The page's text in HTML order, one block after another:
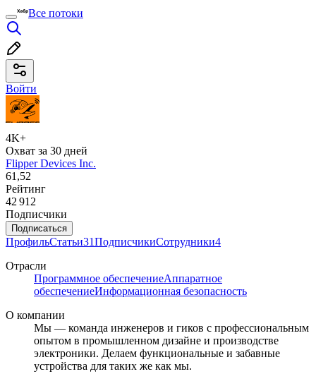
Все потоки
Войти
4K+
Охват за 30 дней
Flipper Devices Inc.
61,52
Рейтинг
42 912
Подписчики
Подписаться
ПрофильСтатьи31ПодписчикиСотрудники4
Отрасли
Программное обеспечениеАппаратное
обеспечениеИнформационная безопасность
О компании
Мы — команда инженеров и гиков с профессиональным
опытом в промышленном дизайне и производстве
электроники. Делаем функциональные и забавные
устройства для таких же как мы.